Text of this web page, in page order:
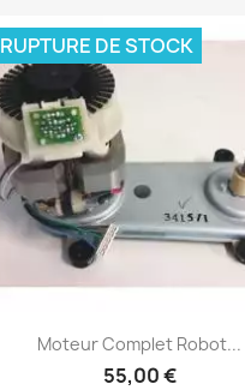
Aperçu rapide
Moteur Complet Robot...
55,00 €
RUPTURE DE STOCK